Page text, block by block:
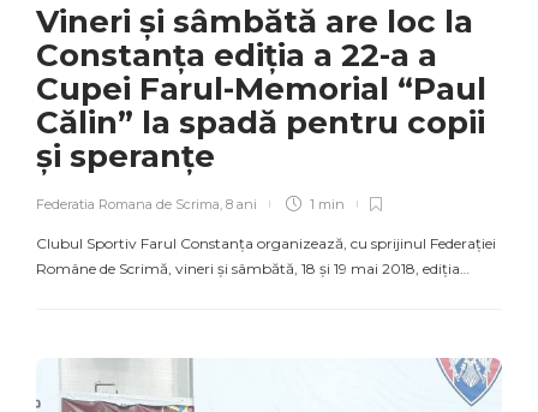
Vineri și sâmbătă are loc la
Constanța ediția a 22-a a
Cupei Farul-Memorial “Paul
Călin” la spadă pentru copii
și speranțe
Federatia Romana de Scrima 8 ani 1 min
Clubul Sportiv Farul Constanța organizează, cu sprijinul Federației
Române de Scrimă, vineri și sâmbătă, 18 și 19 mai 2018, ediția…